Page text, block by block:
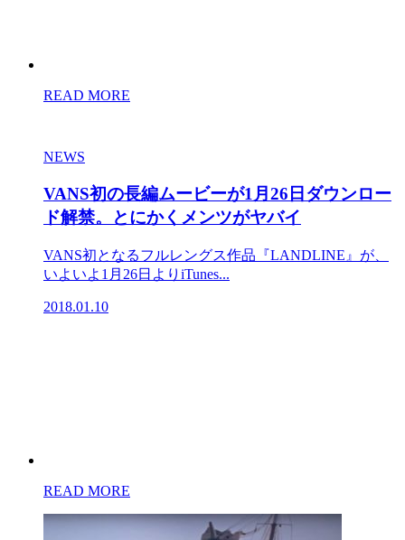
READ MORE
NEWS
VANS初の長編ムービーが1月26日ダウンロー
ド解禁。とにかくメンツがヤバイ
VANS初となるフルレングス作品『LANDLINE』が、
いよいよ1月26日よりiTunes...
2018.01.10
READ MORE